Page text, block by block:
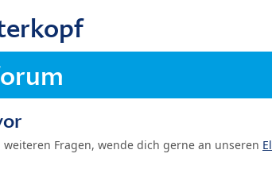
weiteren Fragen, wende dich gerne an unseren